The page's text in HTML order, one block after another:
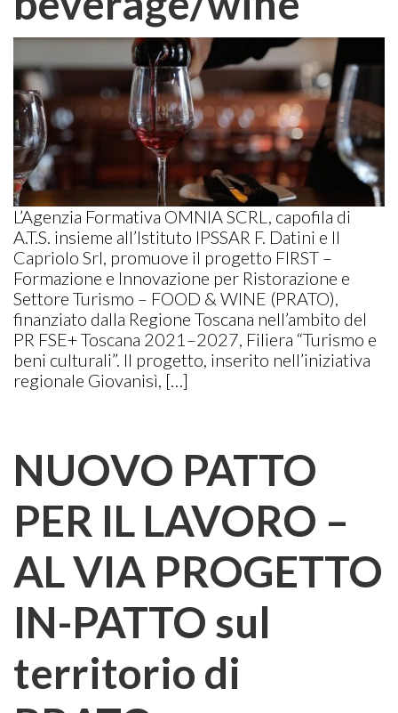
L’Agenzia Formativa OMNIA SCRL, capofila di
A.T.S. insieme all’Istituto IPSSAR F. Datini e Il
Capriolo Srl, promuove il progetto FIRST –
Formazione e Innovazione per Ristorazione e
Settore Turismo – FOOD & WINE (PRATO),
finanziato dalla Regione Toscana nell’ambito del
PR FSE+ Toscana 2021–2027, Filiera “Turismo e
beni culturali”. Il progetto, inserito nell’iniziativa
regionale Giovanisì, […]
NUOVO PATTO
PER IL LAVORO –
AL VIA PROGETTO
IN-PATTO sul
territorio di